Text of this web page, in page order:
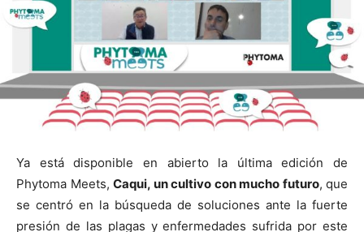
Ya está disponible en abierto la última edición de
Phytoma Meets, Caqui, un cultivo con mucho futuro, que
se centró en la búsqueda de soluciones ante la fuerte
presión de las plagas y enfermedades sufrida por este